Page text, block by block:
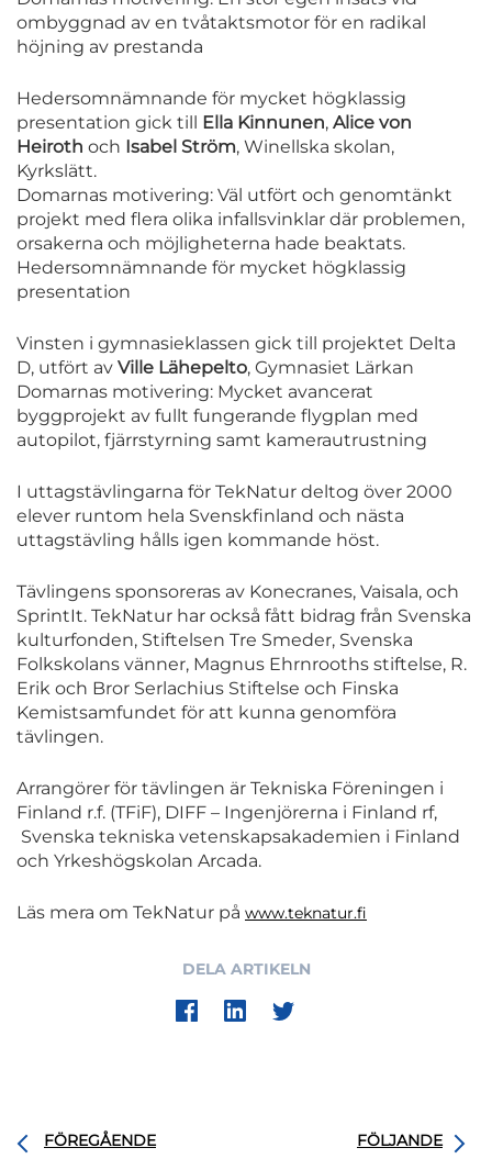
ombyggnad av en tvåtaktsmotor för en radikal
höjning av prestanda
Hedersomnämnande för mycket högklassig
presentation gick till Ella Kinnunen, Alice von
Heiroth och Isabel Ström, Winellska skolan,
Kyrkslätt.
Domarnas motivering: Väl utfört och genomtänkt
projekt med flera olika infallsvinklar där problemen,
orsakerna och möjligheterna hade beaktats.
Hedersomnämnande för mycket högklassig
presentation
Vinsten i gymnasieklassen gick till projektet Delta
D, utfört av Ville Lähepelto, Gymnasiet Lärkan
Domarnas motivering: Mycket avancerat
byggprojekt av fullt fungerande flygplan med
autopilot, fjärrstyrning samt kamerautrustning
I uttagstävlingarna för TekNatur deltog över 2000
elever runtom hela Svenskfinland och nästa
uttagstävling hålls igen kommande höst.
Tävlingens sponsoreras av Konecranes, Vaisala, och
SprintIt. TekNatur har också fått bidrag från Svenska
kulturfonden, Stiftelsen Tre Smeder, Svenska
Folkskolans vänner, Magnus Ehrnrooths stiftelse, R.
Erik och Bror Serlachius Stiftelse och Finska
Kemistsamfundet för att kunna genomföra
tävlingen.
Arrangörer för tävlingen är Tekniska Föreningen i
Finland r.f. (TFiF), DIFF – Ingenjörerna i Finland rf,
Svenska tekniska vetenskapsakademien i Finland
och Yrkeshögskolan Arcada.
Läs mera om TekNatur på www.teknatur.fi
DELA ARTIKELN
FÖREGÅENDE FÖLJANDE